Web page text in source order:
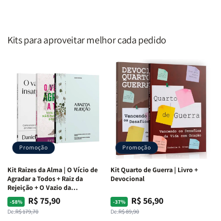
Kits para aproveitar melhor cada pedido
Promoção
Kit Raizes da Alma | O Vício de
Agradar a Todos + Raiz da
Rejeição + O Vazio da
Insatisfação.
-58%
Preço
normal
De:R$ 179,70
Preço
promocional
R$ 75,90
Promoção
Kit Quarto de Guerra | Livro +
Devocional
-37%
Preço
normal
De:R$ 89,90
Preço
promocional
R$ 56,90